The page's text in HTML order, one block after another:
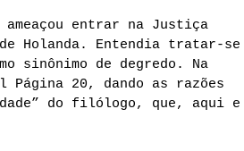
ameaçou entrar na Justiça
Holanda. Entendia tratar-se
sinônimo de degredo. Na
20, dando as razões
do filólogo, que, aqui e